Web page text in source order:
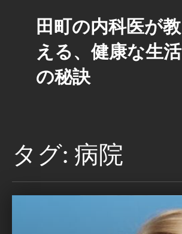
田町の内科医が教
える、健康な生活
の秘訣
タグ: 病院